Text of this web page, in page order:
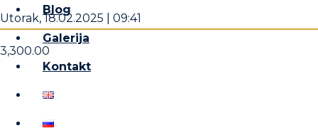
Blog
Galerija
Kontakt
Utorak, 18.02.2025 | 09:41
3,300.00